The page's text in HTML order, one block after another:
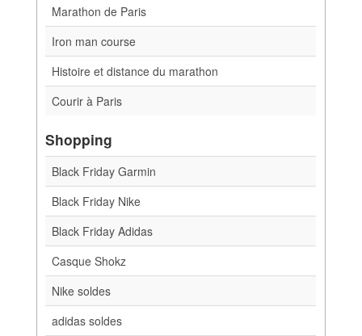
Marathon de Paris
Iron man course
Histoire et distance du marathon
Courir à Paris
Shopping
Black Friday Garmin
Black Friday Nike
Black Friday Adidas
Casque Shokz
Nike soldes
adidas soldes